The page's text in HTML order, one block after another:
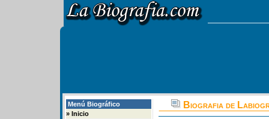
Menú Biográfico
» Inicio
Biografia de